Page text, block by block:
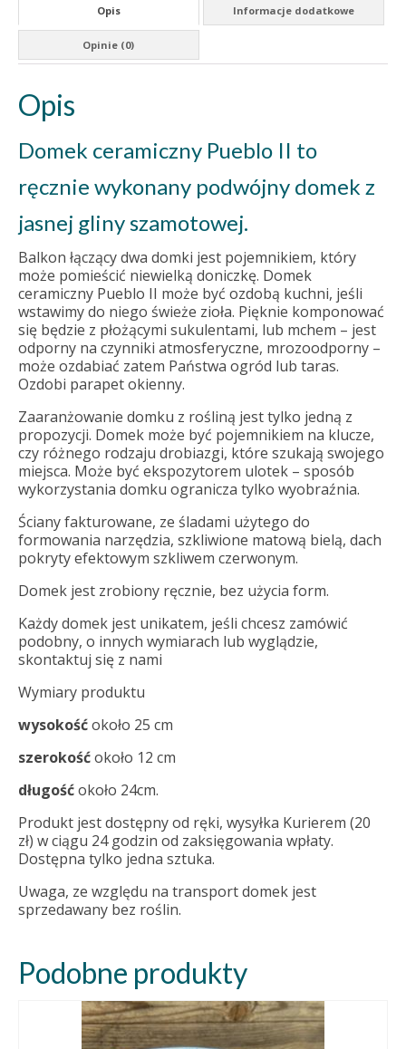
Opis Informacje dodatkowe
Opinie (0)
Opis
Domek ceramiczny Pueblo II to
ręcznie wykonany podwójny domek z
jasnej gliny szamotowej.
Balkon łączący dwa domki jest pojemnikiem, który
może pomieścić niewielką doniczkę. Domek
ceramiczny Pueblo II może być ozdobą kuchni, jeśli
wstawimy do niego świeże zioła. Pięknie komponować
się będzie z płożącymi sukulentami, lub mchem – jest
odporny na czynniki atmosferyczne, mrozoodporny –
może ozdabiać zatem Państwa ogród lub taras.
Ozdobi parapet okienny.
Zaaranżowanie domku z rośliną jest tylko jedną z
propozycji. Domek może być pojemnikiem na klucze,
czy różnego rodzaju drobiazgi, które szukają swojego
miejsca. Może być ekspozytorem ulotek – sposób
wykorzystania domku ogranicza tylko wyobraźnia.
Ściany fakturowane, ze śladami użytego do
formowania narzędzia, szkliwione matową bielą, dach
pokryty efektowym szkliwem czerwonym.
Domek jest zrobiony ręcznie, bez użycia form.
Każdy domek jest unikatem, jeśli chcesz zamówić
podobny, o innych wymiarach lub wyglądzie,
skontaktuj się z nami
Wymiary produktu
wysokośćokoło 25 cm
szerokośćokoło 12 cm
długośćokoło 24cm.
Produkt jest dostępny od ręki, wysyłka Kurierem (20
zł) w ciągu 24 godzin od zaksięgowania wpłaty.
Dostępna tylko jedna sztuka.
Uwaga, ze względu na transport domek jest
sprzedawany bez roślin.
Podobne produkty